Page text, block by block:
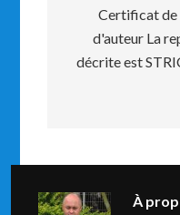
Certificat de
d'auteur La
décrite est
À